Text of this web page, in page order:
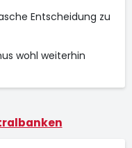
Entscheidung zu
wohl weiterhin